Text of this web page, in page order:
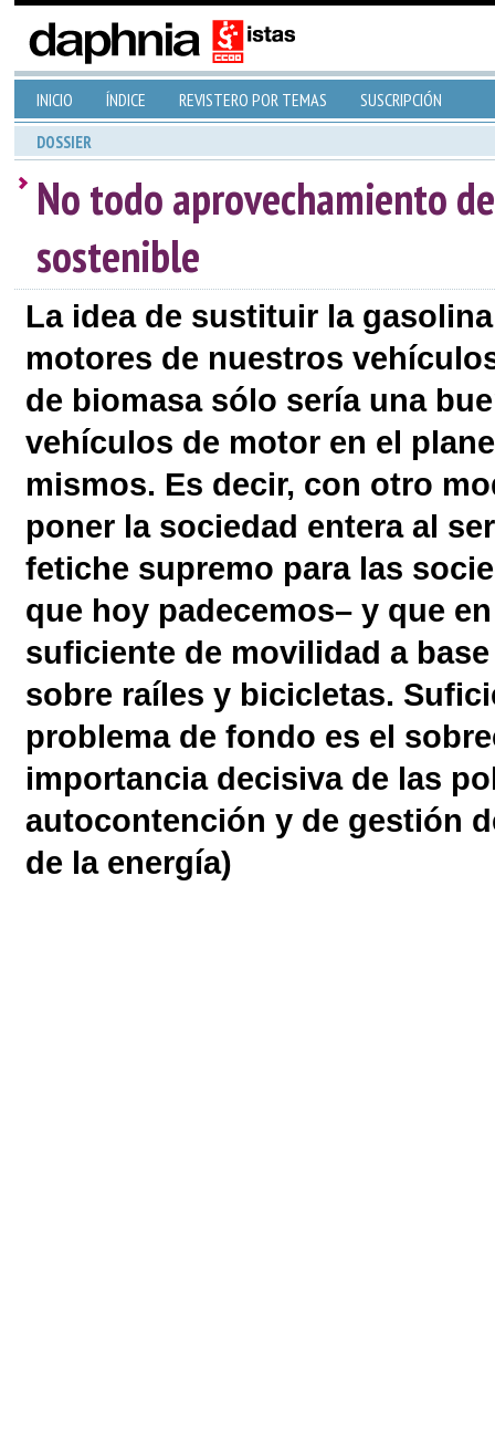
INICIO ÍNDICE REVISTERO POR TEMAS SUSCRIPCIÓN
DOSSIER
No todo aprovechamiento
sostenible
La idea de sustituir la
motores de nuestros
de biomasa sólo sería una
vehículos de motor en el
mismos. Es decir, con otro
poner la sociedad entera al
fetiche supremo para las
que hoy padecemos– y que
suficiente de movilidad a
sobre raíles y bicicletas.
problema de fondo es el
importancia decisiva de las
autocontención y de gestión
de la energía)